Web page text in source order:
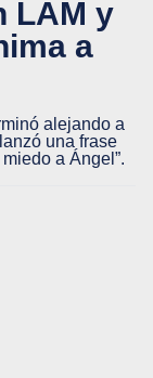
LAM y
a
alejando a
una frase
a Ángel”.